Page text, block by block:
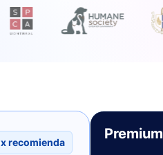
recomienda
Premium